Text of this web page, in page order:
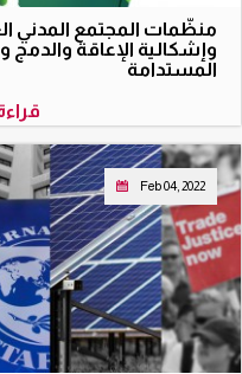
منظّمات المجتمع المدني
وإشكالية الإعاقة والدمج
المستدامة
Feb 04, 2022